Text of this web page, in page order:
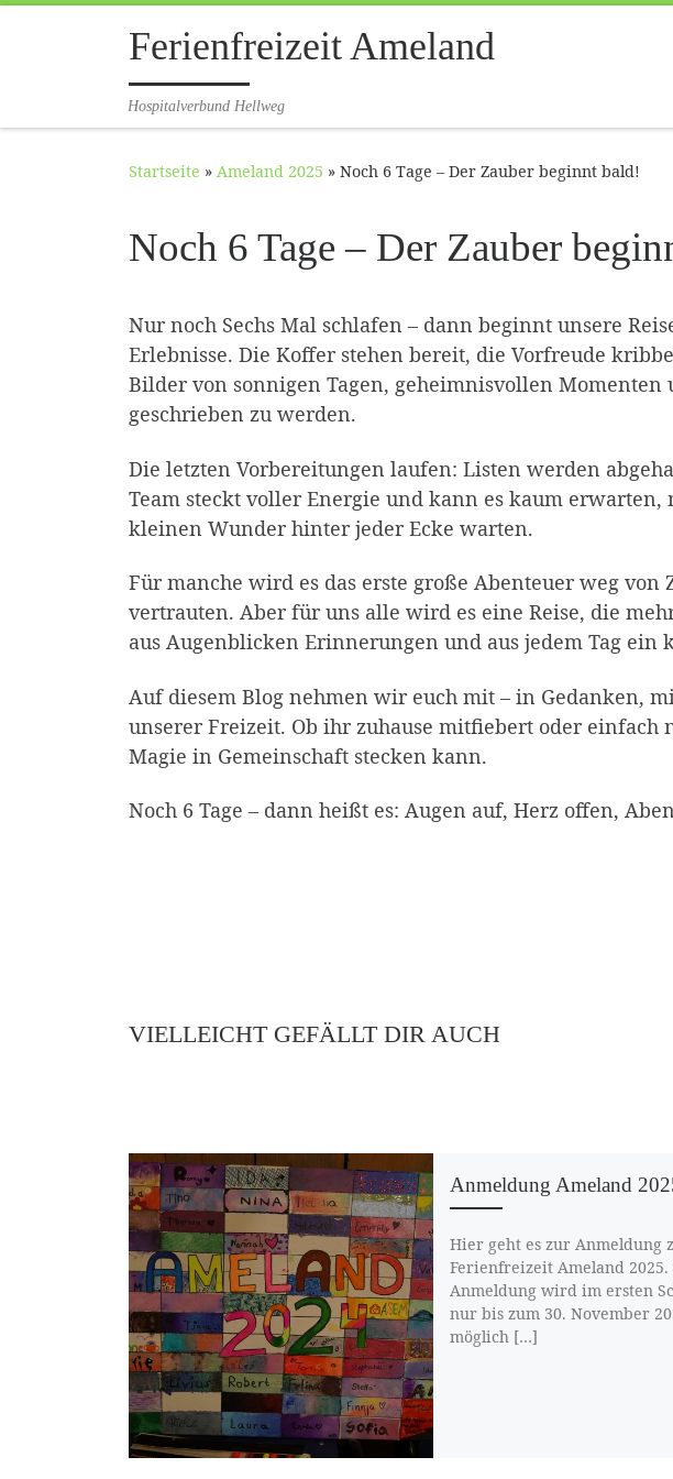
Zum Inhalt springenFerienfreizeit Ameland
Hospitalverbund Hellweg
Startseite » Ameland 2025 » Noch 6 Tage – Der Zauber beginnt bald!
Noch 6 Tage – Der Zauber
Nur noch Sechs Mal schlafen – dann beginnt unsere
Erlebnisse. Die Koffer stehen bereit, die Vorfreude
Bilder von sonnigen Tagen, geheimnisvollen
geschrieben zu werden.
Die letzten Vorbereitungen laufen: Listen werden
Team steckt voller Energie und kann es kaum
kleinen Wunder hinter jeder Ecke warten.
Für manche wird es das erste große Abenteuer weg
vertrauten. Aber für uns alle wird es eine Reise, die
aus Augenblicken Erinnerungen und aus jedem Tag
Auf diesem Blog nehmen wir euch mit – in Gedanken,
unserer Freizeit. Ob ihr zuhause mitfiebert oder
Magie in Gemeinschaft stecken kann.
Noch 6 Tage – dann heißt es: Augen auf, Herz offen,
VIELLEICHT GEFÄLLT DIR AUCH
Anmeldung Ameland
Hier geht es zur Anmeldung
Ferienfreizeit Ameland 2025.
Anmeldung wird im ersten
nur bis zum 30. November
möglich […]